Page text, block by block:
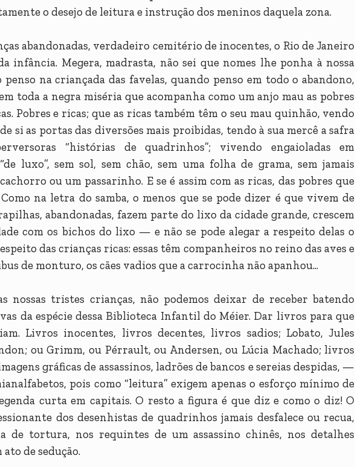
o desejo de leitura e instrução dos meninos daquela zona.
abandonadas, verdadeiro cemitério de inocentes, o Rio de Janeiro
infância. Megera, madrasta, não sei que nomes lhe ponha à nossa
penso na criançada das favelas, quando penso em todo o abandono,
toda a negra miséria que acompanha como um anjo mau as pobres
Pobres e ricas; que as ricas também têm o seu mau quinhão, vendo
si as portas das diversões mais proibidas, tendo à sua mercê a safra
“histórias de quadrinhos”; vivendo engaioladas em
luxo”, sem sol, sem chão, sem uma folha de grama, sem jamais
ou um passarinho. E se é assim com as ricas, das pobres que
na letra do samba, o menos que se pode dizer é que vivem de
abandonadas, fazem parte do lixo da cidade grande, crescem
com os bichos do lixo — e não se pode alegar a respeito delas o
das crianças ricas: essas têm companheiros no reino das aves e
de monturo, os cães vadios que a carrocinha não apanhou...
nossas tristes crianças, não podemos deixar de receber batendo
da espécie dessa Biblioteca Infantil do Méier. Dar livros para que
Livros inocentes, livros decentes, livros sadios; Lobato, Jules
ou Grimm, ou Pérrault, ou Andersen, ou Lúcia Machado; livros
gráficas de assassinos, ladrões de bancos e sereias despidas, —
pois como “leitura” exigem apenas o esforço mínimo de
curta em capitais. O resto a figura é que diz e como o diz! O
dos desenhistas de quadrinhos jamais desfalece ou recua,
de tortura, nos requintes de um assassino chinês, nos detalhes
de sedução.